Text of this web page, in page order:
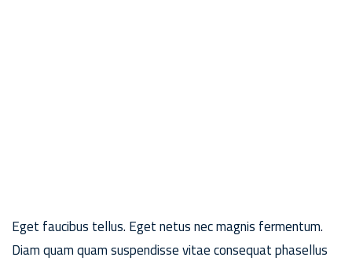
Eget faucibus tellus. Eget netus nec magnis fermentum.
Diam quam quam suspendisse vitae consequat phasellus